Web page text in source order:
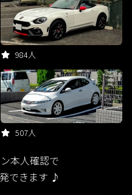
984人
507人
本人確認で
できます ♪